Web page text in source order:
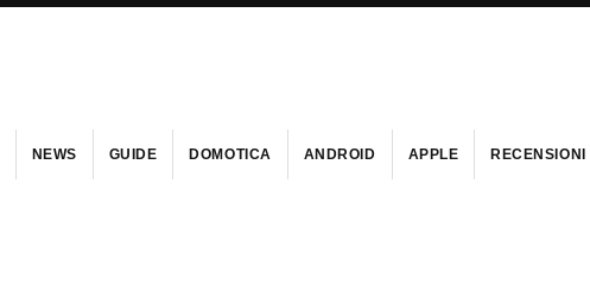
NEWS GUIDE DOMOTICA ANDROID APPLE RECENSIONI